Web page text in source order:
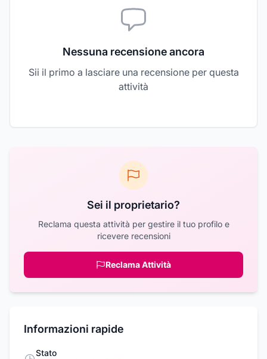
Nessuna recensione ancora
Sii il primo a lasciare una recensione per questa
attività
Sei il proprietario?
Reclama questa attività per gestire il tuo profilo e
ricevere recensioni
Reclama Attività
Informazioni rapide
Stato